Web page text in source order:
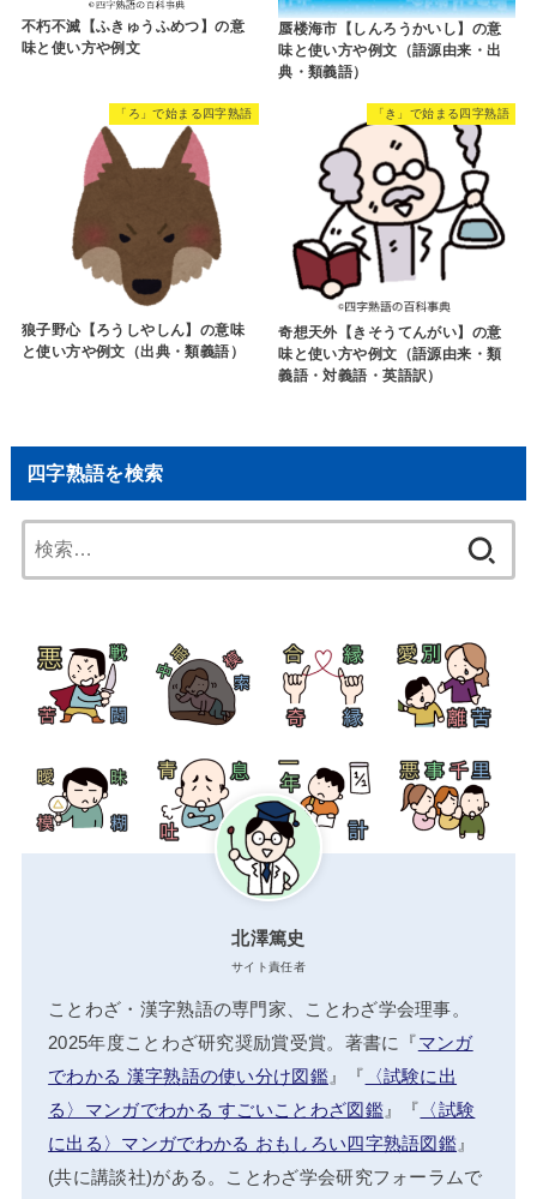
不朽不滅【ふきゅうふめつ】の意
味と使い方や例文
蜃楼海市【しんろうかいし】の意
味と使い方や例文（語源由来・出
典・類義語）
「ろ」で始まる四字熟語
狼子野心【ろうしやしん】の意味
と使い方や例文（出典・類義語）
「き」で始まる四字熟語
奇想天外【きそうてんがい】の意
味と使い方や例文（語源由来・類
義語・対義語・英語訳）
四字熟語を検索
索:
北澤篤史
サイト責任者
ことわざ・漢字熟語の専門家、ことわざ学会理事。
2025年度ことわざ研究奨励賞受賞。著書に『マンガ
でわかる 漢字熟語の使い分け図鑑』『 〈試験に出
る〉マンガでわかる すごいことわざ図鑑』『 〈試験
に出る〉マンガでわかる おもしろい四字熟語図鑑 』
(共に講談社)がある。ことわざ学会研究フォーラムで